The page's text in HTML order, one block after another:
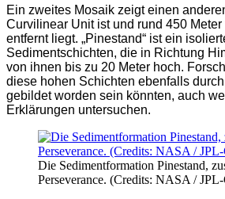
Ein zweites Mosaik zeigt einen
Curvilinear Unit ist und rund 450
entfernt liegt. „Pinestand“ ist ein
Sedimentschichten, die in Richtung
von ihnen bis zu 20 Meter hoch.
diese hohen Schichten ebenfalls
gebildet worden sein könnten, auch
Erklärungen untersuchen.
Die Sedimentformation Pinestand,
Perseverance. (Credits: NASA /